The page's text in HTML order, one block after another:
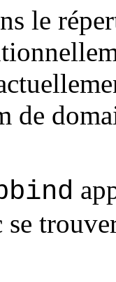
le
de